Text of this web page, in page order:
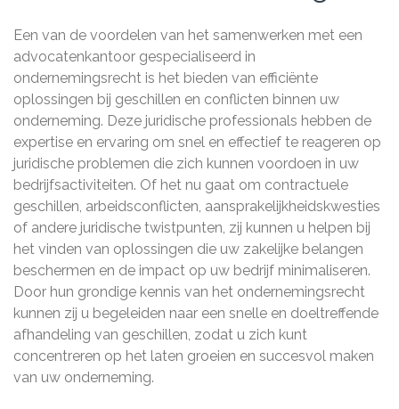
Een van de voordelen van het samenwerken met een
advocatenkantoor gespecialiseerd in
ondernemingsrecht is het bieden van efficiënte
oplossingen bij geschillen en conflicten binnen uw
onderneming. Deze juridische professionals hebben de
expertise en ervaring om snel en effectief te reageren op
juridische problemen die zich kunnen voordoen in uw
bedrijfsactiviteiten. Of het nu gaat om contractuele
geschillen, arbeidsconflicten, aansprakelijkheidskwesties
of andere juridische twistpunten, zij kunnen u helpen bij
het vinden van oplossingen die uw zakelijke belangen
beschermen en de impact op uw bedrijf minimaliseren.
Door hun grondige kennis van het ondernemingsrecht
kunnen zij u begeleiden naar een snelle en doeltreffende
afhandeling van geschillen, zodat u zich kunt
concentreren op het laten groeien en succesvol maken
van uw onderneming.